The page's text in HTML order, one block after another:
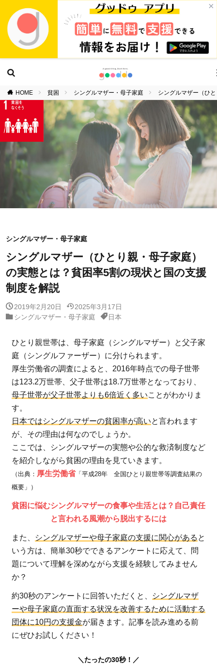
×
HOME 貧困 シングルマザー・母子家庭 シングルマザー（ひ
シングルマザー・母子家庭
シングルマザー（ひとり親・母子家庭）
の実態とは？貧困率5割の現状と国の支援
制度を解説
2019年2月20日
2025年3月17日
シングルマザー・母子家庭
日本
ひとり親世帯は、母子家庭（シングルマザー）と父子家
庭（シングルファーザー）に分けられます。
厚生労働省の調査によると、2016年時点での母子世帯
は123.2万世帯、父子世帯は18.7万世帯となっており、
母子世帯が父子世帯よりも6倍近く多いことがわかりま
す。
日本ではシングルマザーの貧困率が高いと言われます
が、その理由は何なのでしょうか。
ここでは、シングルマザーの実態や公的な救済制度など
を紹介しながら貧困の理由を見ていきます。
（出典： 厚生労働省「平成28年 全国ひとり親世帯等調査結果の
概要」）
貧困に悩むシングルマザーの食事や生活とは？自己責任
と言われる風潮から脱出するには
また、 シングルマザーや母子家庭の支援に関心がある と
いう方は、簡単30秒でできるアンケートに応えて、問
題について理解を深めながら支援を経験してみません
か？
約30秒のアンケートに回答いただくと、
シングルマザ
ーや母子家庭の直面する状況を改善するために活動する
団体に10円の支援金が届きます。記事を読み進める前
にぜひお試しください！
＼たったの30秒！／